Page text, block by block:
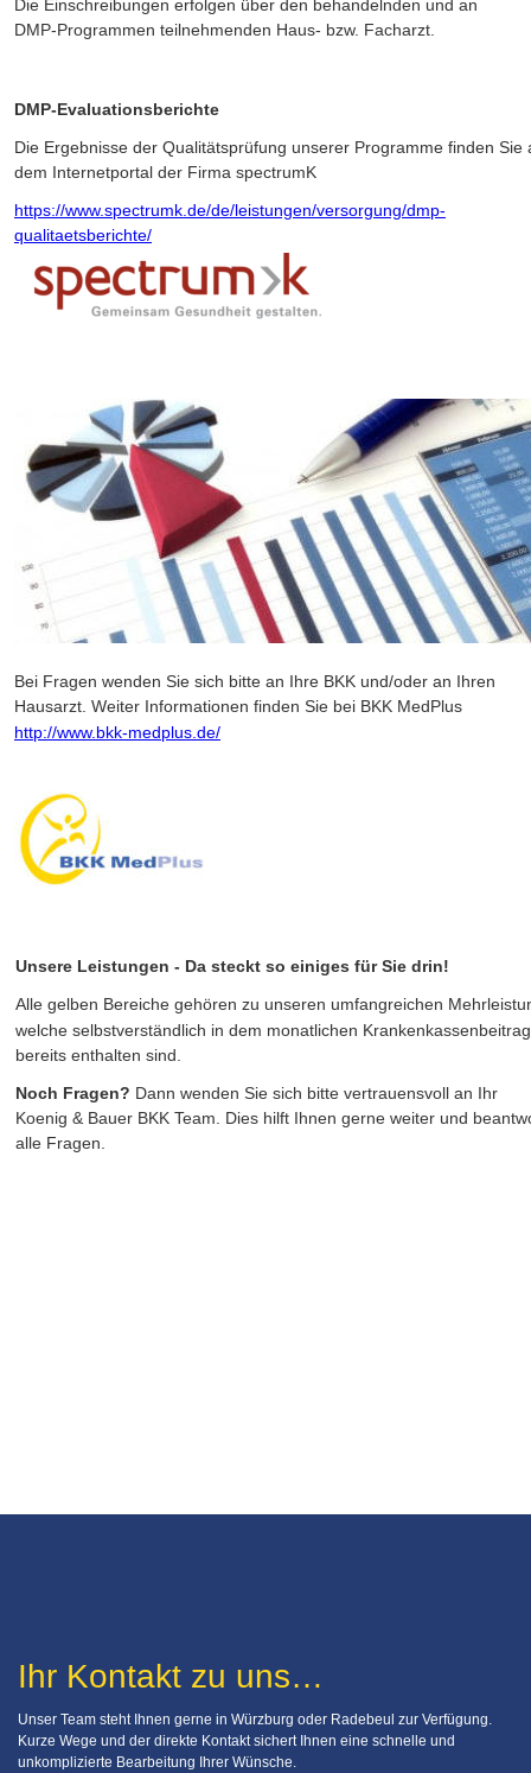
Die Einschreibungen erfolgen über den behandelnden und an
DMP-Programmen teilnehmenden Haus- bzw. Facharzt.
DMP-Evaluationsberichte
Die Ergebnisse der Qualitätsprüfung unserer Programme finden Sie
dem Internetportal der Firma spectrumK
https://www.spectrumk.de/de/leistungen/versorgung/dmp-
qualitaetsberichte/
Unsere Leistungen - Da steckt so einiges für Sie drin!
Alle gelben Bereiche gehören zu unseren umfangreichen
welche selbstverständlich in dem monatlichen
bereits enthalten sind.
Noch Fragen? Dann wenden Sie sich bitte vertrauensvoll an Ihr
Koenig & Bauer BKK Team. Dies hilft Ihnen gerne weiter und
alle Fragen.
Bei Fragen wenden Sie sich bitte an Ihre BKK und/oder an Ihren
Hausarzt. Weiter Informationen finden Sie bei BKK MedPlus
http://www.bkk-medplus.de/
Ihr Kontakt zu uns…
Unser Team steht Ihnen gerne in Würzburg oder Radebeul zur Verfügung.
Kurze Wege und der direkte Kontakt sichert Ihnen eine schnelle und
unkomplizierte Bearbeitung Ihrer Wünsche.